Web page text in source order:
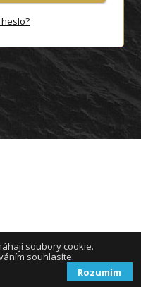
soubory cookie.
souhlasíte.
Rozumím